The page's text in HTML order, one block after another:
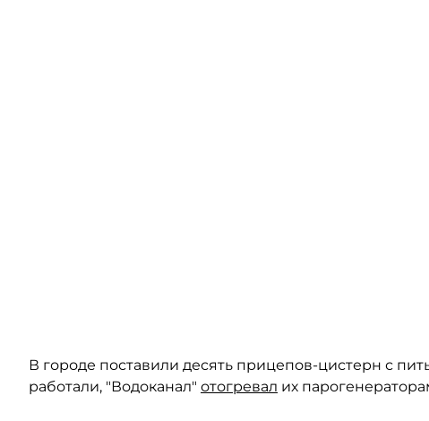
В городе поставили десять прицепов-цистерн с
работали, "Водоканал" отогревал их